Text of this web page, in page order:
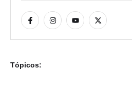
Tópicos: